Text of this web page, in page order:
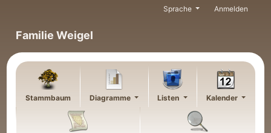
Familie Weigel
Sprache Anmelden
Stammbaum Diagramme Listen Kalender